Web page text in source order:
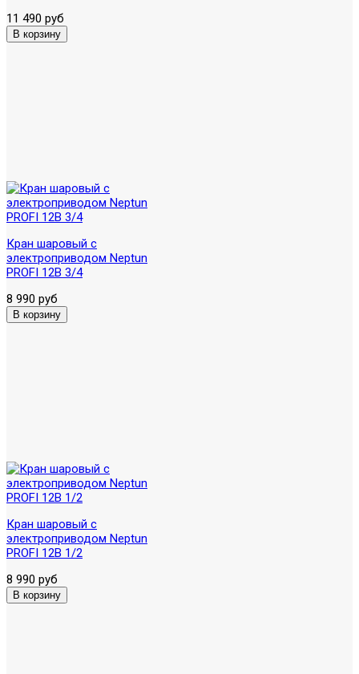
11 490 руб
Кран шаровый с
электроприводом Neptun
PROFI 12В 3/4
8 990 руб
Кран шаровый с
электроприводом Neptun
PROFI 12В 1/2
8 990 руб